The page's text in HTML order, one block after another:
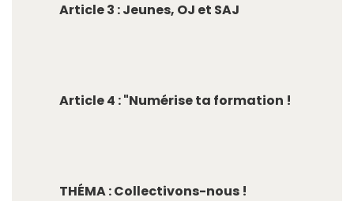
Article 3 : Jeunes, OJ et SAJ
Article 4 : "Numérise ta formation !
THÉMA : Collectivons-nous !